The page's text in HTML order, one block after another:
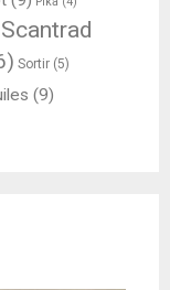
Scantrad
Sortir (5)
(9)